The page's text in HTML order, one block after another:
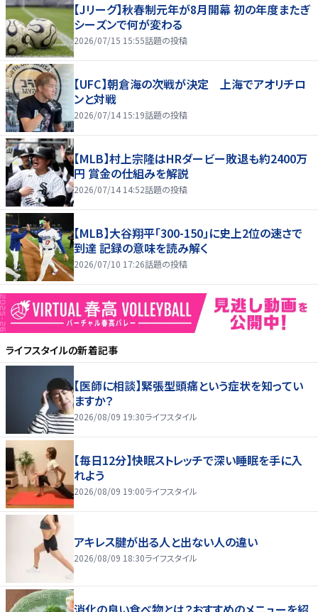
【Jリーグ】秋春制元年が8月開幕 初の年度またぎ
シーズンで何が変わる
2026/07/15 15:55話題の投稿
【UFC】朝倉海の次戦が決定 上海でアオリチロ
ンと対戦
2026/07/14 15:19話題の投稿
【MLB】村上宗隆はHRダービー敗退も約2400万
円 賞金の仕組みを解説
2026/07/14 14:52話題の投稿
【MLB】大谷翔平「300-150」に史上2位の速さで
到達 記録の意味を読み解く
2026/07/10 17:26話題の投稿
ライフスタイルの新着記事
【医師に相談】緊張型頭痛という症状を知ってい
ますか？
2026/08/09 19:30ライフスタイル
【毎日12分】快眠ストレッチで深い睡眠を手に入
れよう
2026/08/09 19:00ライフスタイル
アキレス腱が出る人と出ない人の違い
2026/08/09 18:30ライフスタイル